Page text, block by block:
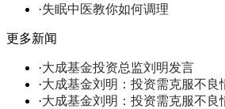
·失眠中医教你如何调理
更多新闻
·大成基金投资总监刘明发言
·大成基金刘明：投资需克服不良
·大成基金刘明：投资需克服不良